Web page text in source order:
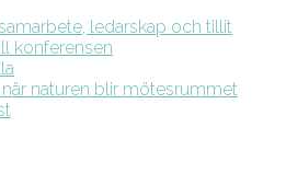
ledarskap och tillit
konferensen
naturen blir mötesrummet